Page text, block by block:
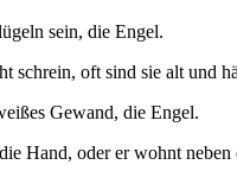
sein, die Engel.
schrein, oft sind sie alt und
Gewand, die Engel.
Hand, oder er wohnt